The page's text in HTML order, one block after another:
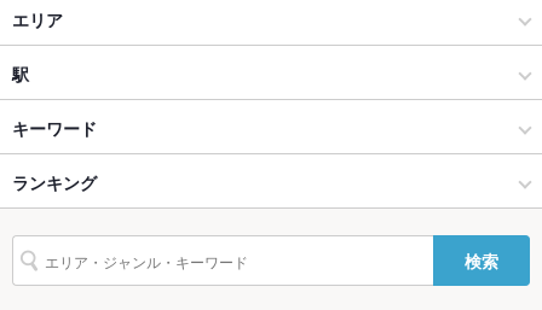
Wi-Fi
バリアフリ
ー
駐車場
その他設備
その他
飲み放題 あり ：生ビールもOK！飲み放題あり！
焼肉・ホルモン
焼肉
加古川 × 焼肉・ホルモン
加古川 × 焼肉
宝殿駅 × 焼肉・ホルモン
宝殿駅 × 焼肉
エリア
加古川駅
加古川駅 × 焼肉・ホルモン
加古川駅 × 焼肉
兵庫
兵庫 × 焼肉・ホルモン
駅
荒井駅
加古川駅
宝殿駅
キーワード
からあげ
豚焼肉
ランキング
兵庫のグルメランキング
兵庫の焼肉・ホルモンランキング
検索